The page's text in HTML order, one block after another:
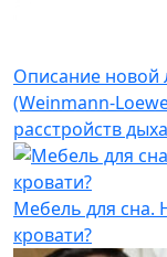
Описание новой
(Weinmann-
расстройств
Мебель для сна.
кровати?